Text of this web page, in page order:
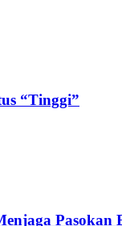
“Tinggi”
Pasokan